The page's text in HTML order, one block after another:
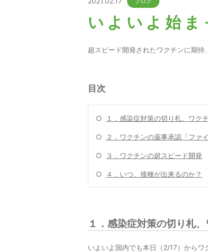
いよいよ始
超スピード開発されたワクチンに期
目次
○ １．感染症対策の切り札、ワク
○ ２．ワクチンの薬事承認「ファ
○ ３．ワクチンの超スピード開発
○ ４．いつ、接種が出来るのか？
１．感染症対策の切り札
いよいよ国内でも本日（2/17）からワ